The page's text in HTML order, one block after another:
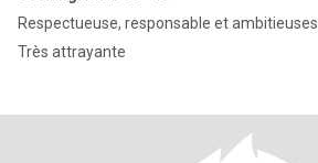
Respectueuse, responsable et ambitieuses
Très attrayante